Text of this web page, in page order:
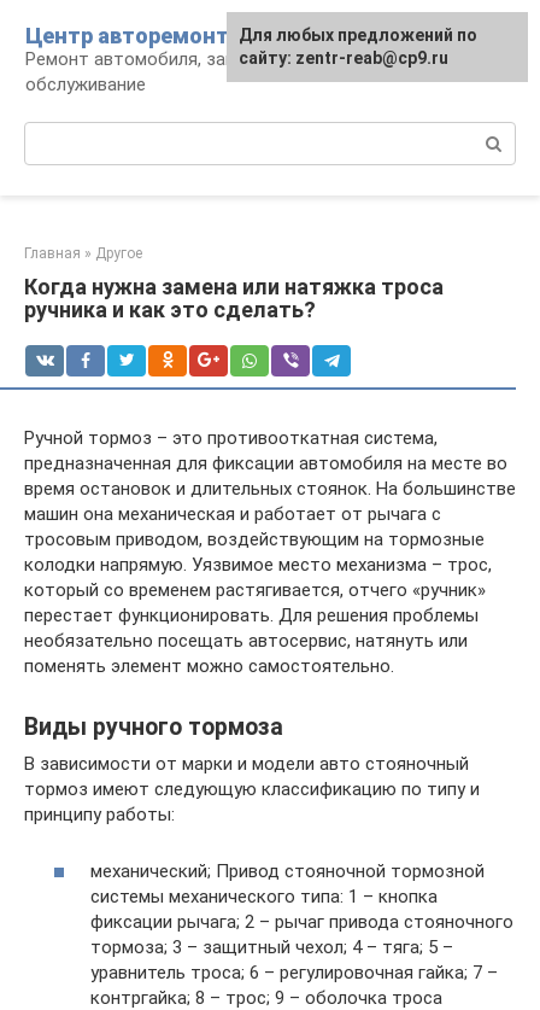
контенту
Центр авторемонта
Ремонт автомобиля, запчасти и
обслуживание
Главная » Другое
Когда нужна замена или натяжка троса
ручника и как это сделать?
Ручной тормоз – это противооткатная система,
предназначенная для фиксации автомобиля на месте во
время остановок и длительных стоянок. На большинстве
машин она механическая и работает от рычага с
тросовым приводом, воздействующим на тормозные
колодки напрямую. Уязвимое место механизма – трос,
который со временем растягивается, отчего «ручник»
перестает функционировать. Для решения проблемы
необязательно посещать автосервис, натянуть или
поменять элемент можно самостоятельно.
Виды ручного тормоза
В зависимости от марки и модели авто стояночный
тормоз имеют следующую классификацию по типу и
принципу работы:
механический; Привод стояночной тормозной
системы механического типа: 1 – кнопка
фиксации рычага; 2 – рычаг привода стояночного
тормоза; 3 – защитный чехол; 4 – тяга; 5 –
уравнитель троса; 6 – регулировочная гайка; 7 –
контргайка; 8 – трос; 9 – оболочка троса
Для любых предложений по
сайту: zentr-reab@cp9.ru